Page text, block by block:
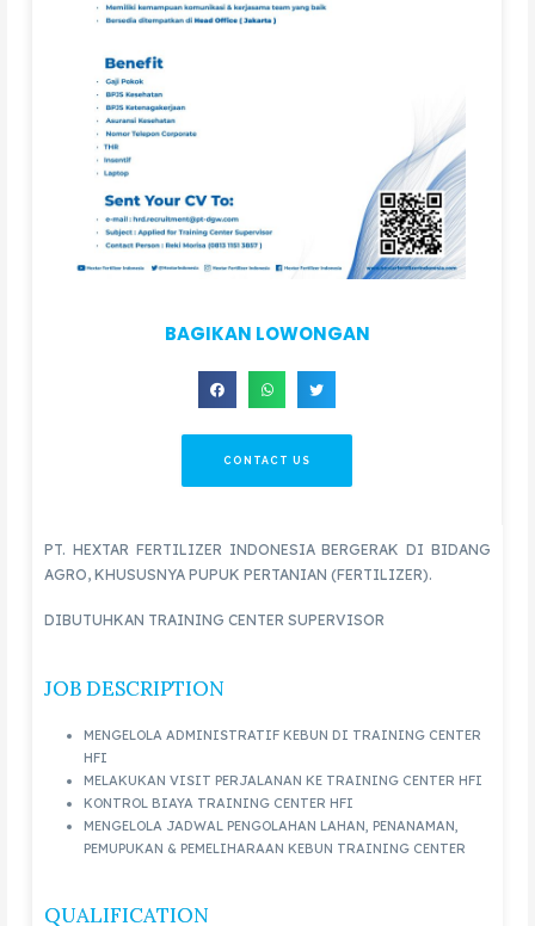
BAGIKAN LOWONGAN
CONTACT US
PT. HEXTAR FERTILIZER INDONESIA BERGERAK DI BIDANG
AGRO, KHUSUSNYA PUPUK PERTANIAN (FERTILIZER).
DIBUTUHKAN TRAINING CENTER SUPERVISOR
JOB DESCRIPTION
MENGELOLA ADMINISTRATIF KEBUN DI TRAINING CENTER
HFI
MELAKUKAN VISIT PERJALANAN KE TRAINING CENTER HFI
KONTROL BIAYA TRAINING CENTER HFI
MENGELOLA JADWAL PENGOLAHAN LAHAN, PENANAMAN,
PEMUPUKAN & PEMELIHARAAN KEBUN TRAINING CENTER
QUALIFICATION